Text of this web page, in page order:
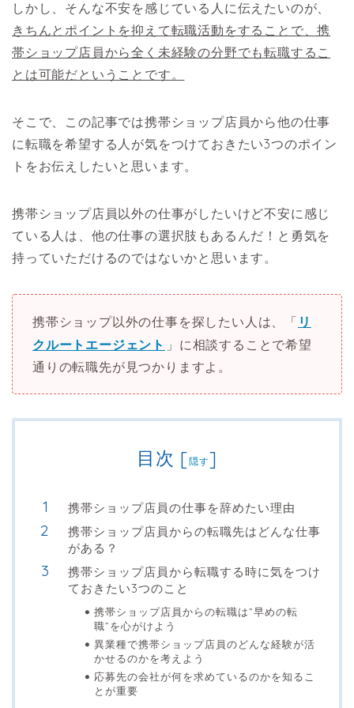
しかし、そんな不安を感じている人に伝えたいのが、
きちんとポイントを抑えて転職活動をすることで、携
帯ショップ店員から全く未経験の分野でも転職するこ
とは可能だということです。
そこで、この記事では携帯ショップ店員から他の仕事
に転職を希望する人が気をつけておきたい3つのポイン
トをお伝えしたいと思います。
携帯ショップ店員以外の仕事がしたいけど不安に感じ
ている人は、他の仕事の選択肢もあるんだ！と勇気を
持っていただけるのではないかと思います。
携帯ショップ以外の仕事を探したい人は、「 リ
クルートエージェント 」に相談することで希望
通りの転職先が見つかりますよ。
目次 [隠す]
携帯ショップ店員の仕事を辞めたい理由
携帯ショップ店員からの転職先はどんな仕事
がある？
携帯ショップ店員から転職する時に気をつけ
ておきたい3つのこと
携帯ショップ店員からの転職は”早めの転
職”を心がけよう
異業種で携帯ショップ店員のどんな経験が活
かせるのかを考えよう
応募先の会社が何を求めているのかを知るこ
とが重要